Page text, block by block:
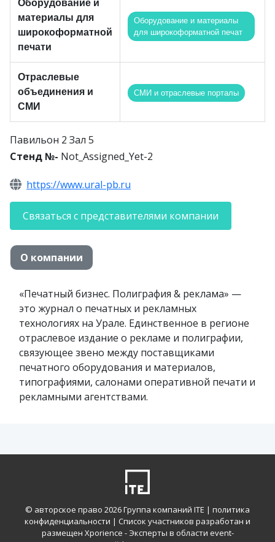
Оборудование и
материалы для
широкоформатной
печати
Оборудование и материалы
для широкоформатной печат
Отраслевые
объединения и
СМИ
СМИ и отраслевые порталы
Павильон 2 Зал 5
Стенд №- Not_Assigned_Yet-2
https://www.ural-pb.ru
Связаться с представителями компании
О компании
«Печатный бизнес. Полиграфия & реклама» —
это журнал о печатных и рекламных
технологиях на Урале. Единственное в регионе
отраслевое издание о рекламе и полиграфии,
связующее звено между поставщиками
печатного оборудования и материалов,
типографиями, салонами оперативной печати и
рекламными агентствами.
© авторское право 2026 Группа компаний ITE | политика
конфиденциальности | Список участников разработан и
размещен Xporience - Эксперты в области event-